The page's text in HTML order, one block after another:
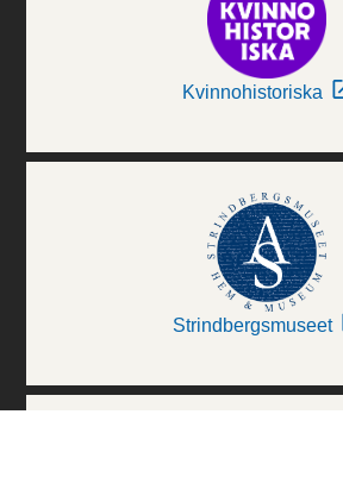
Kvinnohistoriska
Strindbergsmuseet